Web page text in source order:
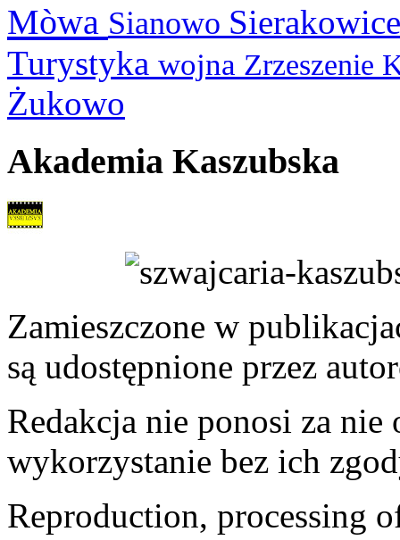
Mòwa Sianowo
Turystyka wojna Zrzeszenie
Żukowo
Akademia Kaszubska
Zamieszczone w
są udostępnione przez
Redakcja nie ponosi za
wykorzystanie bez ich
Reproduction, processing